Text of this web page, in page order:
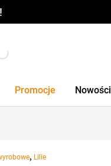
Promocje Nowości
, Lilie